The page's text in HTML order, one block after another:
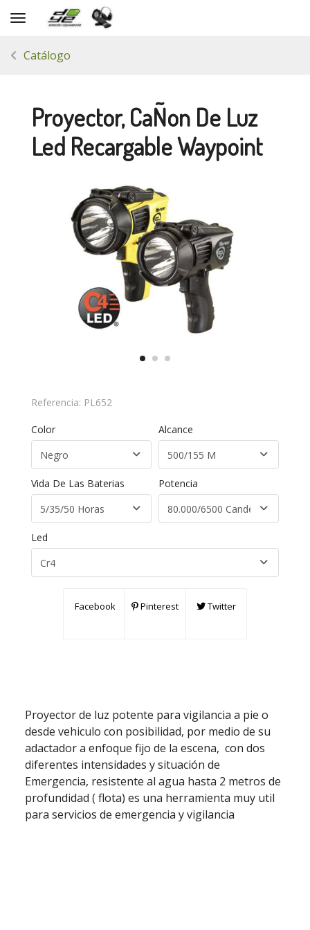
Toggle navigation
Catálogo
Proyector, CaÑon De Luz
Led Recargable Waypoint
Referencia: PL652
Color Alcance
Vida De Las Baterias Potencia
Led
Facebook Pinterest Twitter
Proyector de luz potente para vigilancia a pie o
desde vehiculo con posibilidad, por medio de su
adactador a enfoque fijo de la escena, con dos
diferentes intensidades y situación de
Emergencia, resistente al agua hasta 2 metros de
profundidad ( flota) es una herramienta muy util
para servicios de emergencia y vigilancia